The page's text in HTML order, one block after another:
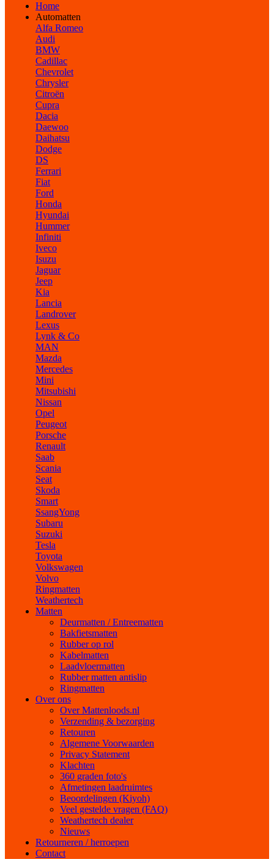
Home
Automatten
Alfa Romeo
Audi
BMW
Cadillac
Chevrolet
Chrysler
Citroën
Cupra
Dacia
Daewoo
Daihatsu
Dodge
DS
Ferrari
Fiat
Ford
Honda
Hyundai
Hummer
Infiniti
Iveco
Isuzu
Jaguar
Jeep
Kia
Lancia
Landrover
Lexus
Lynk & Co
MAN
Mazda
Mercedes
Mini
Mitsubishi
Nissan
Opel
Peugeot
Porsche
Renault
Saab
Scania
Seat
Skoda
Smart
SsangYong
Subaru
Suzuki
Tesla
Toyota
Volkswagen
Volvo
Ringmatten
Weathertech
Matten
Deurmatten / Entreematten
Bakfietsmatten
Rubber op rol
Kabelmatten
Laadvloermatten
Rubber matten antislip
Ringmatten
Over ons
Over Mattenloods.nl
Verzending & bezorging
Retouren
Algemene Voorwaarden
Privacy Statement
Klachten
360 graden foto's
Afmetingen laadruimtes
Beoordelingen (Kiyoh)
Veel gestelde vragen (FAQ)
Weathertech dealer
Nieuws
Retourneren / herroepen
Contact